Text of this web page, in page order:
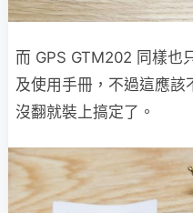
而 GPS GTM202 同樣也
及使用手冊，不過這應該
沒翻就裝上搞定了。